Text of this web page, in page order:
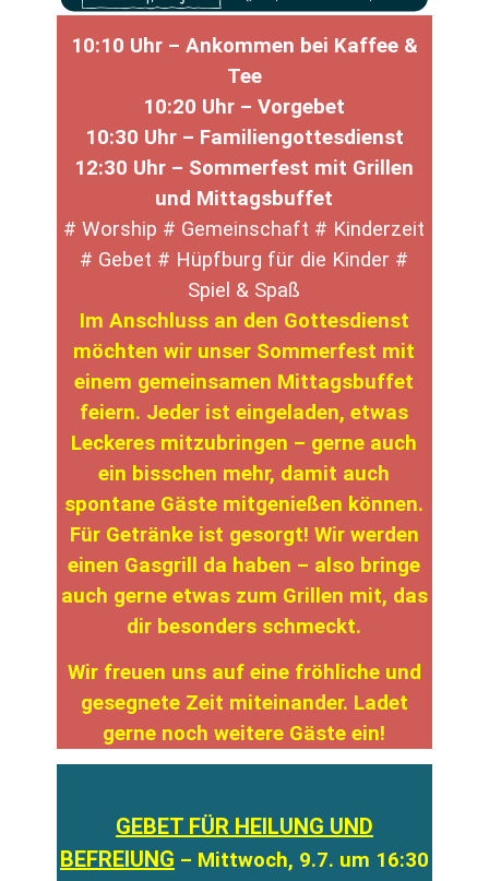
10:10 Uhr – Ankommen bei Kaffee &
Tee
10:20 Uhr – Vorgebet
10:30 Uhr – Familiengottesdienst
12:30 Uhr – Sommerfest mit Grillen
und Mittagsbuffet
# Worship # Gemeinschaft # Kinderzeit
# Gebet # Hüpfburg für die Kinder #
Spiel & Spaß
Im Anschluss an den Gottesdienst
möchten wir unser Sommerfest mit
einem gemeinsamen Mittagsbuffet
feiern. Jeder ist eingeladen, etwas
Leckeres mitzubringen – gerne auch
ein bisschen mehr, damit auch
spontane Gäste mitgenießen können.
Für Getränke ist gesorgt! Wir werden
einen Gasgrill da haben – also bringe
auch gerne etwas zum Grillen mit, das
dir besonders schmeckt.
Wir freuen uns auf eine fröhliche und
gesegnete Zeit miteinander. Ladet
gerne noch weitere Gäste ein!
GEBET FÜR HEILUNG UND
BEFREIUNG – Mittwoch, 9.7. um 16:30